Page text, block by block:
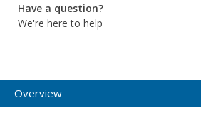
Have a question?
We're here to help
Overview